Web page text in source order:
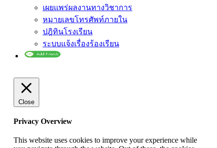
เผยแพร่ผลงานทางวิชาการ
หมายเลขโทรศัพท์ภายใน
ปฎิทินโรงเรียน
ระบบแจ้งเรื่องร้องเรียน
Close
Privacy Overview
This website uses cookies to improve your experience while